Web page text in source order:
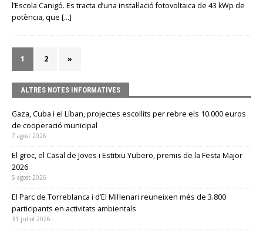
l’Escola Canigó. Es tracta d’una instal·lació fotovoltaica de 43 kWp de
potència, que […]
1 2 »
ALTRES NOTES INFORMATIVES
Gaza, Cuba i el Líban, projectes escollits per rebre els 10.000 euros
de cooperació municipal
7 agost 2026
El groc, el Casal de Joves i Estitxu Yubero, premis de la Festa Major
2026
5 agost 2026
El Parc de Torreblanca i d’El Mil·lenari reuneixen més de 3.800
participants en activitats ambientals
31 juliol 2026